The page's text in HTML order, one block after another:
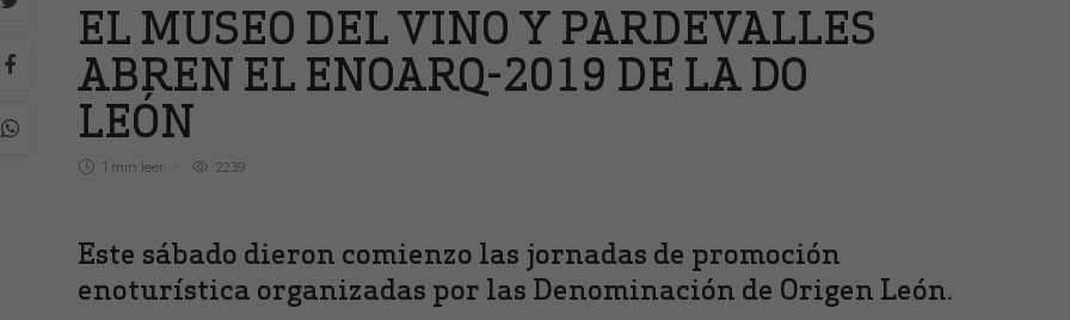
EL MUSEO DEL VINO Y PARDEVALLES
ABREN EL ENOARQ-2019 DE LA DO
LEÓN
1 min leer 2239
Este sábado dieron comienzo las jornadas de promoción
enoturística organizadas por las Denominación de Origen León.